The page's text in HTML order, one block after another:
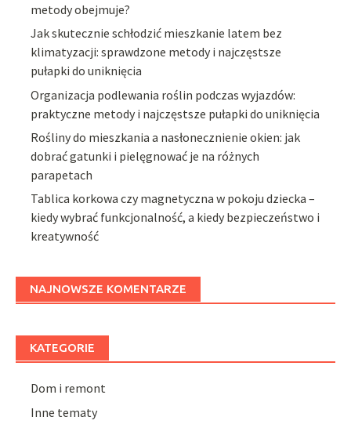
metody obejmuje?
Jak skutecznie schłodzić mieszkanie latem bez
klimatyzacji: sprawdzone metody i najczęstsze
pułapki do uniknięcia
Organizacja podlewania roślin podczas wyjazdów:
praktyczne metody i najczęstsze pułapki do uniknięcia
Rośliny do mieszkania a nasłonecznienie okien: jak
dobrać gatunki i pielęgnować je na różnych
parapetach
Tablica korkowa czy magnetyczna w pokoju dziecka –
kiedy wybrać funkcjonalność, a kiedy bezpieczeństwo i
kreatywność
NAJNOWSZE KOMENTARZE
KATEGORIE
Dom i remont
Inne tematy